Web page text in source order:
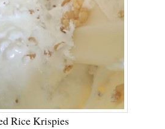
Rice Krispies